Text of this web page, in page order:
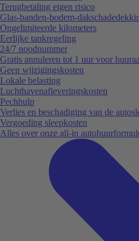
Terugbetaling eigen risico
Glas-banden-bodem-
Ongelimiteerde kilometers
Eerlijke tankregeling
24/7 noodnummer
Gratis annuleren tot 1 uur voor
Geen wijzigingskosten
Lokale belasting
Luchthavenafleveringskosten
Pechhulp
Verlies en beschadiging van de
Vergoeding sleepkosten
Alles over onze all-in